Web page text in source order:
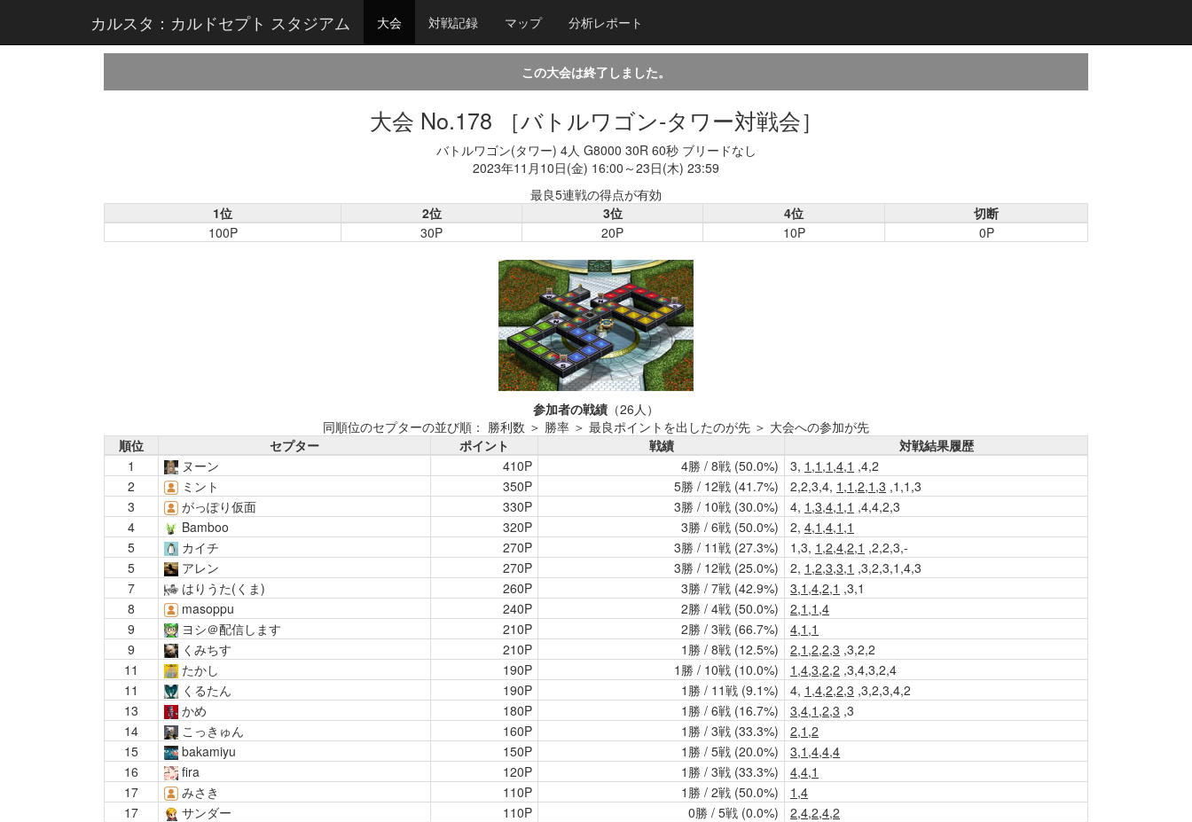
カルスタ：カルドセプト スタジアム 大会 対戦記録 マップ 分析レポート
この大会は終了しました。
大会 No.178 ［バトルワゴン-タワー対戦会］
バトルワゴン(タワー) 4人 G8000 30R 60秒 ブリードなし
2023年11月10日(金) 16:00～23日(木) 23:59
最良5連戦の得点が有効
1位
2位 3位 4位
切断
100P
30P 20P 10P 0P
参加者の戦績 （26人）
同順位のセプターの並び順： 勝利数 ＞ 勝率 ＞ 最良ポイントを出したのが先 ＞ 大会への参加が先
順位
セプター ポイント 戦績
対戦結果履歴
1
ヌーン 410P 4勝 / 8戦 (50.0%) 3, 1,1,1,4,1 ,4,2
2
ミント 350P 5勝 / 12戦 (41.7%) 2,2,3,4, 1,1,2,1,3 ,1,1,3
3
がっぽり仮面 330P 3勝 / 10戦 (30.0%) 4, 1,3,4,1,1 ,4,4,2,3
4
Bamboo 320P 3勝 / 6戦 (50.0%) 2, 4,1,4,1,1
5
カイチ 270P 3勝 / 11戦 (27.3%) 1,3, 1,2,4,2,1 ,2,2,3,-
5
アレン 270P 3勝 / 12戦 (25.0%) 2, 1,2,3,3,1 ,3,2,3,1,4,3
7
はりうた(くま) 260P 3勝 / 7戦 (42.9%) 3,1,4,2,1 ,3,1
8
masoppu 240P 2勝 / 4戦 (50.0%)
2,1,1,4
9
ヨシ＠配信します 210P 2勝 / 3戦 (66.7%)
4,1,1
9
くみちす 210P 1勝 / 8戦 (12.5%) 2,1,2,2,3 ,3,2,2
11
たかし 190P 1勝 / 10戦 (10.0%) 1,4,3,2,2 ,3,4,3,2,4
11
くるたん 190P 1勝 / 11戦 (9.1%) 4, 1,4,2,2,3 ,3,2,3,4,2
13
かめ 180P 1勝 / 6戦 (16.7%) 3,4,1,2,3 ,3
14
こっきゅん 160P 1勝 / 3戦 (33.3%)
2,1,2
15
bakamiyu 150P 1勝 / 5戦 (20.0%)
3,1,4,4,4
16
fira 120P 1勝 / 3戦 (33.3%)
4,4,1
17
みさき 110P 1勝 / 2戦 (50.0%)
1,4
17
サンダー 110P 0勝 / 5戦 (0.0%)
2,4,2,4,2